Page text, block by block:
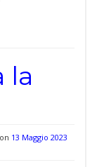
la
13 Maggio 2023